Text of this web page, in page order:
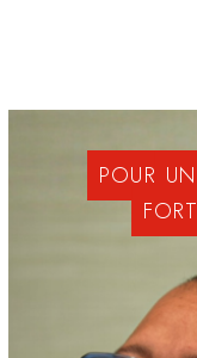
POUR UN
FORT